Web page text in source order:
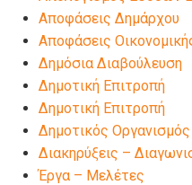
Αποφάσεις Δημάρχου
Αποφάσεις
Δημόσια Διαβούλευση
Δημοτική Επιτροπή
Δημοτική Επιτροπή
Δημοτικός
Διακηρύξεις –
Έργα – Μελέτες